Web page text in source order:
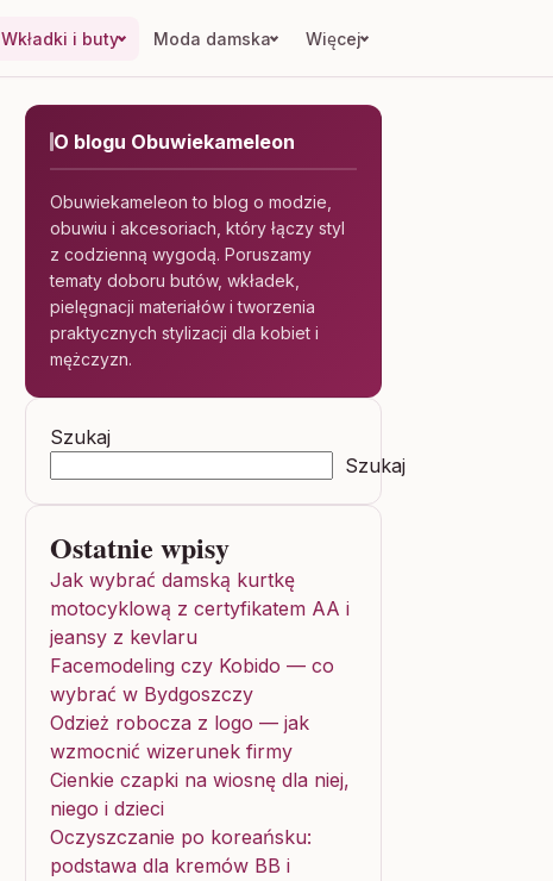
Wkładki i buty Moda damska Więcej
O blogu Obuwiekameleon
Obuwiekameleon to blog o modzie,
obuwiu i akcesoriach, który łączy styl
z codzienną wygodą. Poruszamy
tematy doboru butów, wkładek,
pielęgnacji materiałów i tworzenia
praktycznych stylizacji dla kobiet i
mężczyzn.
Szukaj
Szukaj
Ostatnie wpisy
Jak wybrać damską kurtkę
motocyklową z certyfikatem AA i
jeansy z kevlaru
Facemodeling czy Kobido — co
wybrać w Bydgoszczy
Odzież robocza z logo — jak
wzmocnić wizerunek firmy
Cienkie czapki na wiosnę dla niej,
niego i dzieci
Oczyszczanie po koreańsku:
podstawa dla kremów BB i